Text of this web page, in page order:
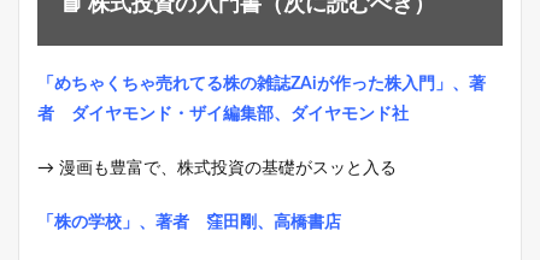
📘 株式投資の入門書（次に読むべき）
「めちゃくちゃ売れてる株の雑誌ZAiが作った株入門」、著
者 ダイヤモンド・ザイ編集部、ダイヤモンド社
→ 漫画も豊富で、株式投資の基礎がスッと入る
「株の学校」、著者 窪田剛、高橋書店